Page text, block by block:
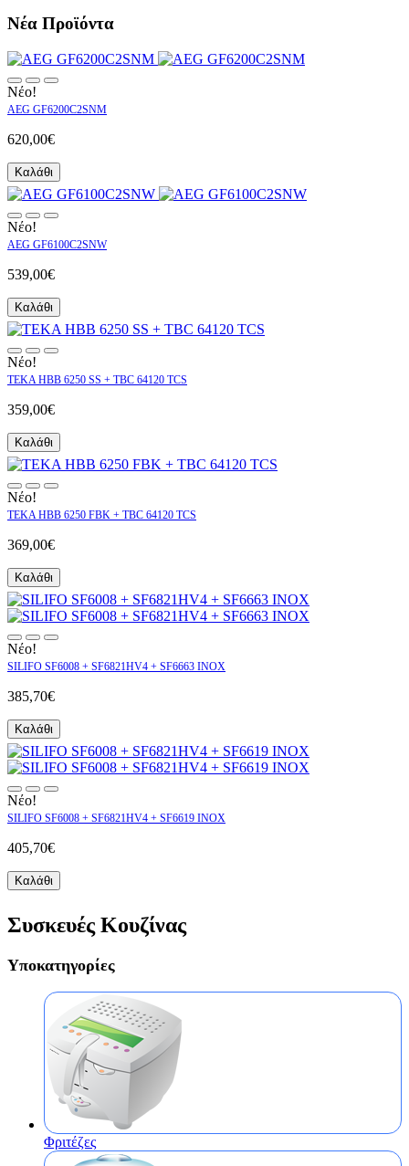
Νέα Προϊόντα
Νέο!
AEG GF6200C2SNM
620,00€
Καλάθι
Νέο!
AEG GF6100C2SNW
539,00€
Καλάθι
Νέο!
TEKA HBB 6250 SS + TBC 64120 TCS
359,00€
Καλάθι
Νέο!
TEKA HBB 6250 FBK + TBC 64120 TCS
369,00€
Καλάθι
Νέο!
SILIFO SF6008 + SF6821HV4 + SF6663 INOX
385,70€
Καλάθι
Νέο!
SILIFO SF6008 + SF6821HV4 + SF6619 INOX
405,70€
Καλάθι
Συσκευές Κουζίνας
Υποκατηγορίες
Φριτέζες